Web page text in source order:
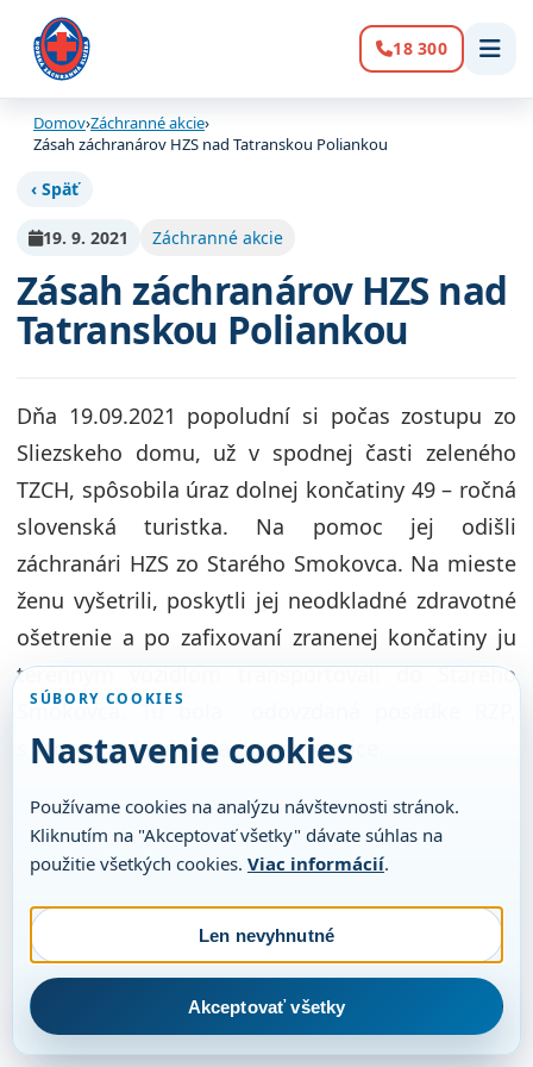
Volanie:
18 300
Domov›Záchranné akcie›
Zásah záchranárov HZS nad Tatranskou Poliankou
‹ Späť
19. 9. 2021 Záchranné akcie
Zásah záchranárov HZS nad
Tatranskou Poliankou
Dňa 19.09.2021 popoludní si počas zostupu zo
Sliezskeho domu, už v spodnej časti zeleného
TZCH, spôsobila úraz dolnej končatiny 49 – ročná
slovenská turistka. Na pomoc jej odišli
záchranári HZS zo Starého Smokovca. Na mieste
ženu vyšetrili, poskytli jej neodkladné zdravotné
ošetrenie a po zafixovaní zranenej končatiny ju
terénnym vozidlom transportovali do Starého
Smokovca. Tu bola odovzdaná posádke RZP,
s ktorou pokračovala do nemocnice.
SÚBORY COOKIES
Nastavenie cookies
Používame cookies na analýzu návštevnosti stránok.
Kliknutím na "Akceptovať všetky" dávate súhlas na
použitie všetkých cookies. Viac informácií.
Len nevyhnutné
Akceptovať všetky